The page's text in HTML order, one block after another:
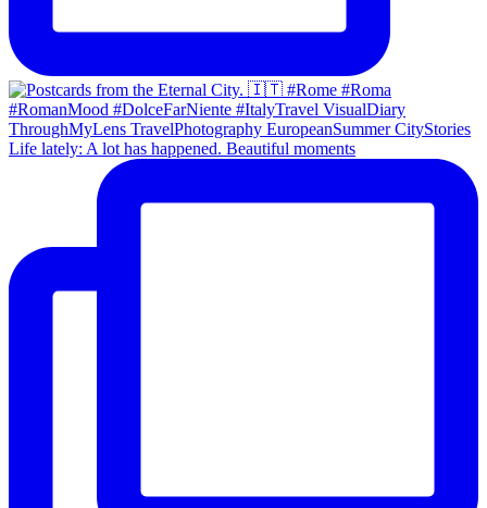
Life lately: A lot has happened. Beautiful moments